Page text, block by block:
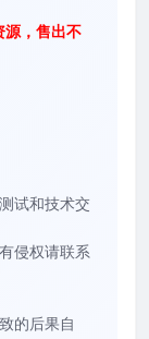
源，售出不
试和技术交
侵权请联系
的后果自